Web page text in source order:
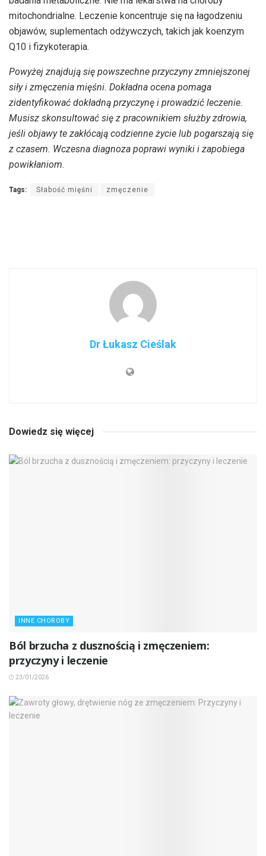
mitochondrialne. Leczenie koncentruje się na łagodzeniu
objawów, suplementach odżywczych, takich jak koenzym
Q10 i fizykoterapia.
Powyżej znajdują się powszechne przyczyny zmniejszonej
siły i zmęczenia mięśni. Dokładna ocena pomaga
zidentyfikować dokładną przyczynę i prowadzić leczenie.
Musisz skonsultować się z pracownikiem służby zdrowia,
jeśli objawy te zakłócają codzienne życie lub pogarszają się
z czasem. Wczesna diagnoza poprawi wyniki i zapobiega
powikłaniom.
Tags: Słabość mięśni zmęczenie
Dr Łukasz Cieślak
Dowiedz się więcej
INNE CHOROBY
Ból brzucha z dusznością i zmęczeniem:
przyczyny i leczenie
23/01/2026